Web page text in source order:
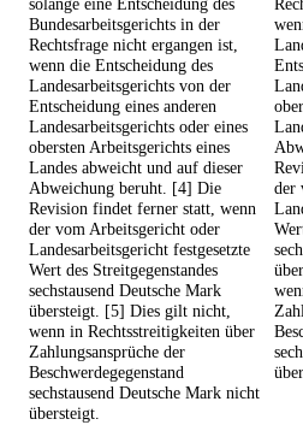
solange eine Entscheidung des
Bundesarbeitsgerichts in der
Rechtsfrage nicht ergangen ist,
wenn die Entscheidung des
Landesarbeitsgerichts von der
Entscheidung eines anderen
Landesarbeitsgerichts oder eines
obersten Arbeitsgerichts eines
Landes abweicht und auf dieser
Abweichung beruht. [4] Die
Revision findet ferner statt, wenn
der vom Arbeitsgericht oder
Landesarbeitsgericht festgesetzte
Wert des Streitgegenstandes
sechstausend Deutsche Mark
übersteigt. [5] Dies gilt nicht,
wenn in Rechtsstreitigkeiten über
Zahlungsansprüche der
Beschwerdegegenstand
sechstausend Deutsche Mark nicht
übersteigt.
der